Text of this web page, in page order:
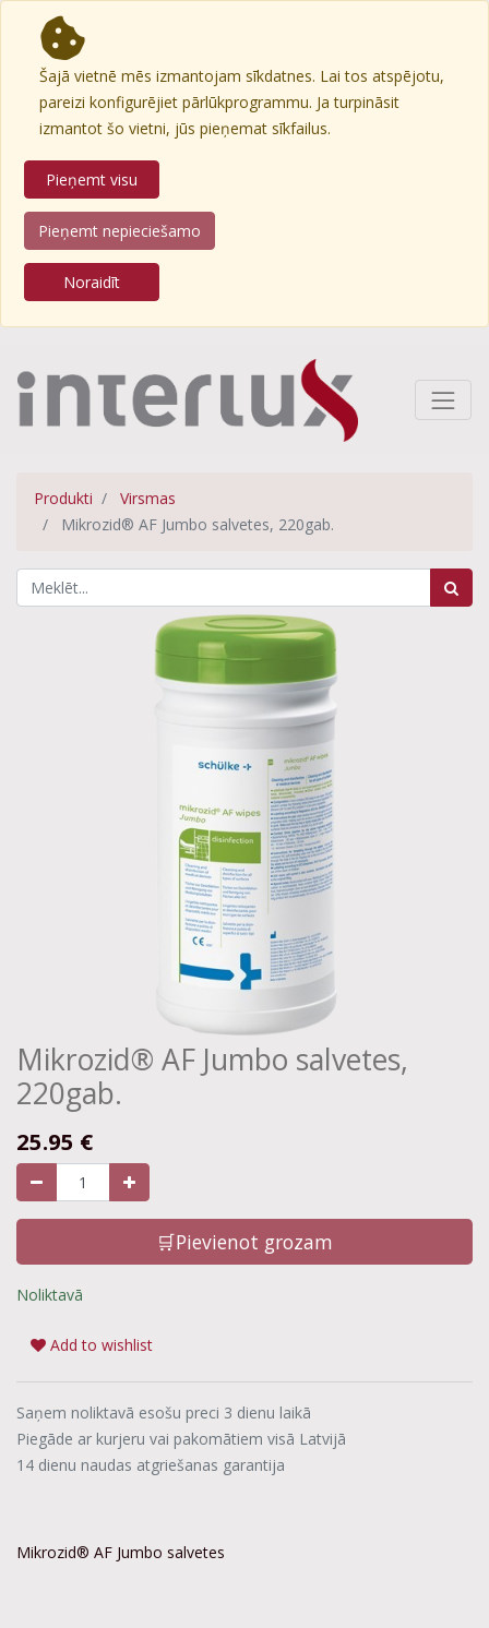
Šajā vietnē mēs izmantojam sīkdatnes. Lai tos atspējotu,
pareizi konfigurējiet pārlūkprogrammu. Ja turpināsit
izmantot šo vietni, jūs pieņemat sīkfailus.
Pieņemt visu
Pieņemt nepieciešamo
Noraidīt
Produkti
Virsmas
Mikrozid® AF Jumbo salvetes, 220gab.
Mikrozid® AF Jumbo salvetes,
220gab.
25.95 €
🛒Pievienot grozam
Noliktavā
Add to wishlist
Saņem noliktavā esošu preci 3 dienu laikā
Piegāde ar kurjeru vai pakomātiem visā Latvijā
14 dienu naudas atgriešanas garantija
Mikrozid® AF Jumbo salvetes